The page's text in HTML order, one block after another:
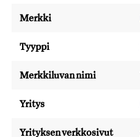
Merkki
Tyyppi
Merkkiluvan nimi
Yritys
Yrityksen verkkosivut